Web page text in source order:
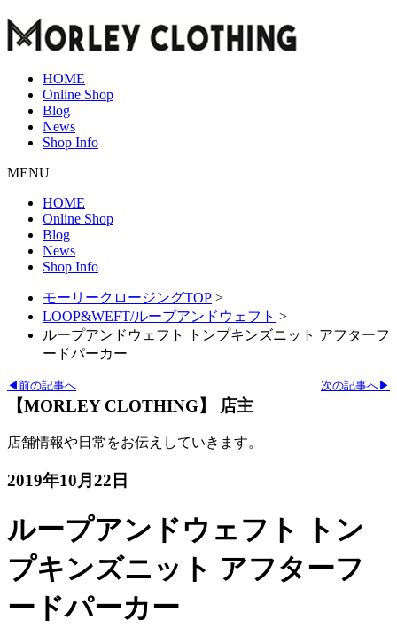
HOME
Online Shop
Blog
News
Shop Info
MENU
HOME
Online Shop
Blog
News
Shop Info
モーリークロージングTOP >
LOOP&WEFT/ループアンドウェフト >
ループアンドウェフト トンプキンズニット アフターフ
ードパーカー
次の記事へ▶
◀前の記事へ
【MORLEY CLOTHING】 店主
店舗情報や日常をお伝えしていきます。
2019年10月22日
ループアンドウェフト トン
プキンズニット アフターフ
ードパーカー